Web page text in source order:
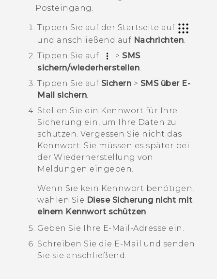
Posteingang.
Tippen Sie auf der Startseite auf
und anschließend auf Nachrichten
Tippen Sie auf
> SMS
sichern/wiederherstellen
Tippen Sie auf Sichern > SMS über E-
Mail sichern
Stellen Sie ein Kennwort für Ihre
Sicherung ein, um Ihre Daten zu
schützen. Vergessen Sie nicht das
Kennwort. Sie müssen es später bei
der Wiederherstellung von
Meldungen eingeben.
Wenn Sie kein Kennwort benötigen,
wählen Sie Diese Sicherung nicht mit
einem Kennwort schützen
Geben Sie Ihre E-Mail-Adresse ein.
Schreiben Sie die E-Mail und senden
Sie sie anschließend.